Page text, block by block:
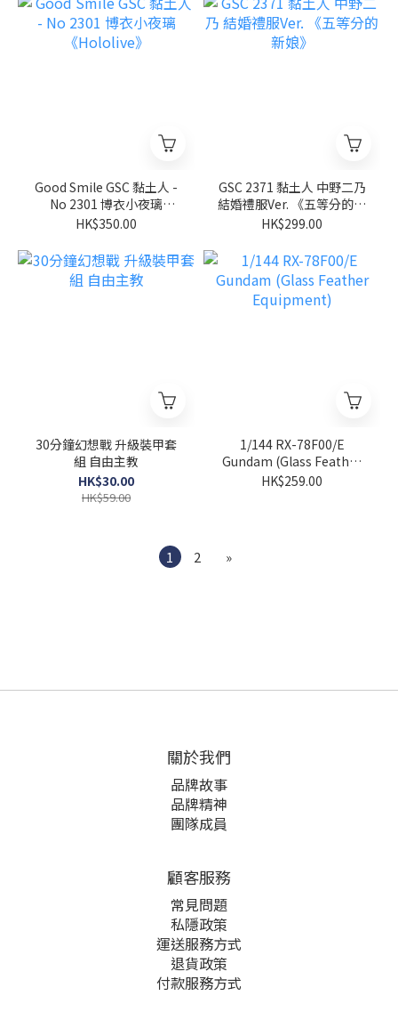
Good Smile GSC 黏土人 -
No 2301 博衣小夜璃
《Hololive》
HK$350.00
GSC 2371 黏土人 中野二乃
結婚禮服Ver. 《五等分的新
娘》
HK$299.00
30分鐘幻想戰 升級裝甲套
組 自由主教
HK$30.00
HK$59.00
1/144 RX-78F00/E
Gundam (Glass Feather
Equipment)
HK$259.00
1 2 »
關於我們
品牌故事
品牌精神
團隊成員
顧客服務
常見問題
私隱政策
運送服務方式
退貨政策
付款服務方式